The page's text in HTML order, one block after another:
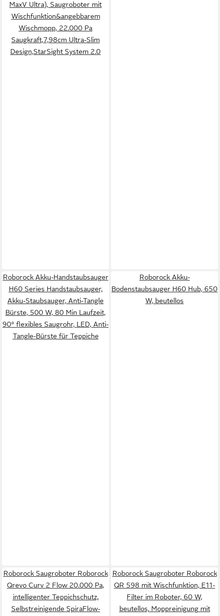
MaxV Ultra), Saugroboter mit
Wischfunktion&angebbarem
Wischmopp, 22.000 Pa
Saugkraft,7,98cm Ultra-Slim
Design,StarSight System 2.0
Roborock Akku-Handstaubsauger
H60 Series Handstaubsauger,
Akku-Staubsauger, Anti-Tangle
Bürste, 500 W, 80 Min Laufzeit,
90° flexibles Saugrohr, LED, Anti-
Tangle-Bürste für Teppiche
Roborock Akku-
Bodenstaubsauger H60 Hub, 650
W, beutellos
Roborock Saugroboter Roborock
Qrevo Curv 2 Flow 20.000 Pa,
intelligenter Teppichschutz,
Selbstreinigende SpiraFlow-
Roborock Saugroboter Roborock
QR 598 mit Wischfunktion, E11-
Filter im Roboter, 60 W,
beutellos, Moppreinigung mit